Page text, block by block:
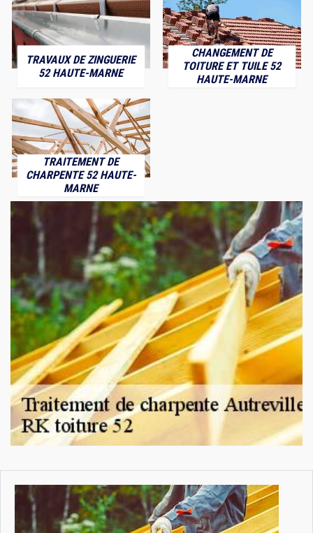
TRAVAUX DE ZINGUERIE
52 HAUTE-MARNE
CHANGEMENT DE
TOITURE ET TUILE 52
HAUTE-MARNE
TRAITEMENT DE
CHARPENTE 52 HAUTE-
MARNE